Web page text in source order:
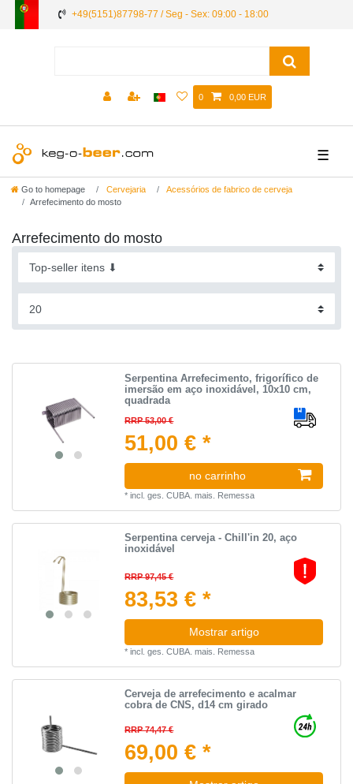
+49(5151)87798-77 / Seg - Sex: 09:00 - 18:00
0 0,00 EUR
☰
Go to homepage Cervejaria
Acessórios de fabrico de cerveja
Arrefecimento do mosto
Arrefecimento do mosto
Serpentina Arrefecimento, frigorífico de
imersão em aço inoxidável, 10x10 cm,
quadrada
RRP 53,00 €
51,00 € *
no carrinho
*incl. ges. CUBA. mais. Remessa
Serpentina cerveja - Chill'in 20, aço
inoxidável
RRP 97,45 €
83,53 € *
Mostrar artigo
*incl. ges. CUBA. mais. Remessa
Cerveja de arrefecimento e acalmar
cobra de CNS, d14 cm girado
RRP 74,47 €
69,00 € *